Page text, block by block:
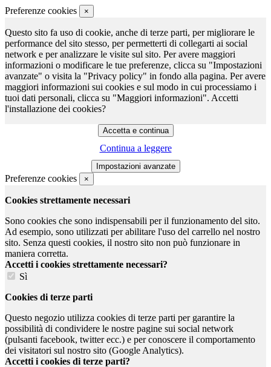
Preferenze cookies ×
Questo sito fa uso di cookie, anche di terze parti, per migliorare le
performance del sito stesso, per permetterti di collegarti ai social
network e per analizzare le visite sul sito. Per avere maggiori
informazioni o modificare le tue preferenze, clicca su "Impostazioni
avanzate" o visita la "Privacy policy" in fondo alla pagina. Per avere
maggiori informazioni sui cookies e sul modo in cui processiamo i
tuoi dati personali, clicca su "Maggiori informazioni". Accetti
l'installazione dei cookies?
Continua a leggere
Preferenze cookies ×
Cookies strettamente necessari
Sono cookies che sono indispensabili per il funzionamento del sito.
Ad esempio, sono utilizzati per abilitare l'uso del carrello nel nostro
sito. Senza questi cookies, il nostro sito non può funzionare in
maniera corretta.
Accetti i cookies strettamente necessari?
Sì
Cookies di terze parti
Questo negozio utilizza cookies di terze parti per garantire la
possibilità di condividere le nostre pagine sui social network
(pulsanti facebook, twitter ecc.) e per conoscere il comportamento
dei visitatori sul nostro sito (Google Analytics).
Accetti i cookies di terze parti?